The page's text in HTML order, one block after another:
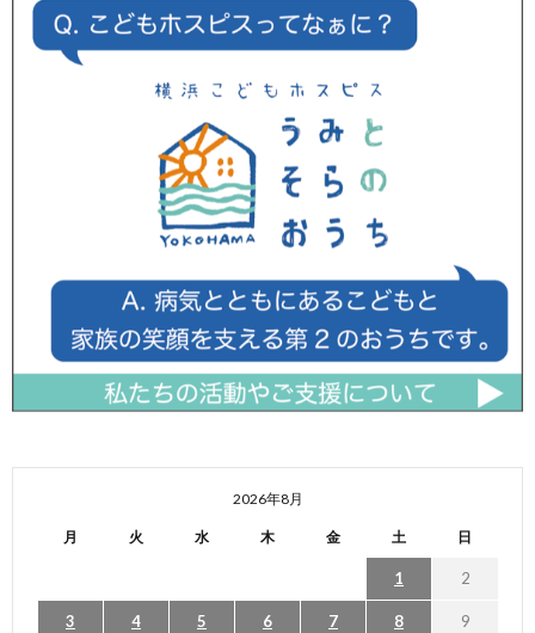
2026年8月
月 火 水 木 金 土 日
1 2
3 4 5 6 7 8 9